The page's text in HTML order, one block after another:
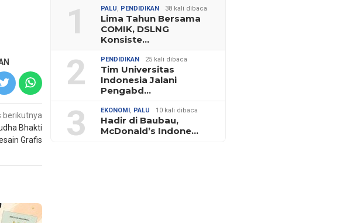
berikutnya
Bhakti
Grafis
1 PALU, PENDIDIKAN 38 kali dibaca
Lima Tahun Bersama
COMIK, DSLNG
Konsiste…
2 PENDIDIKAN 25 kali dibaca
Tim Universitas
Indonesia Jalani
Pengabd…
3 EKONOMI , PALU 10 kali dibaca
Hadir di Baubau,
McDonald’s Indone…